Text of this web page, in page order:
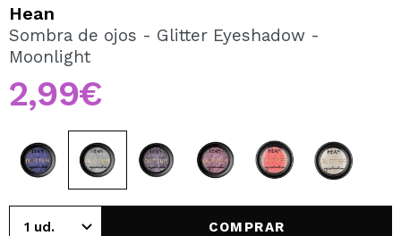
Al crear una cuenta en Maquillalia.com podrás realizar
tus compras rápidamente, revisar el estado de tus
CREAR CUENTA
Hean
Sombra de ojos - Glitter Eyeshadow -
Moonlight
2,99€
COMPRAR